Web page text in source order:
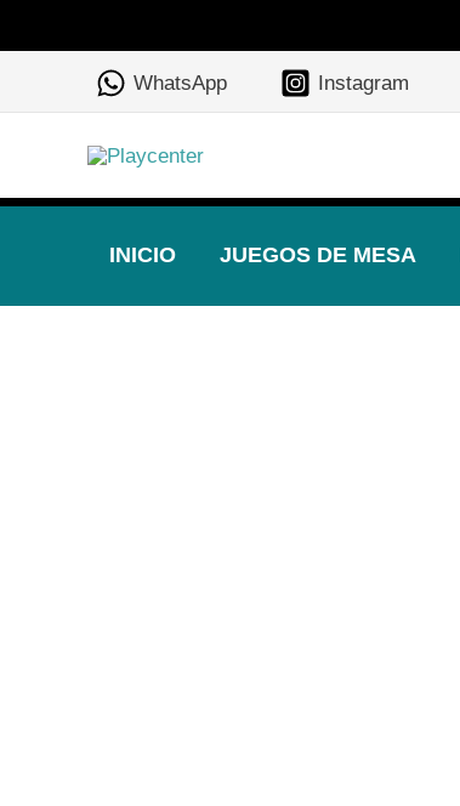
al
WhatsApp Instagram
INICIO JUEGOS DE MESA